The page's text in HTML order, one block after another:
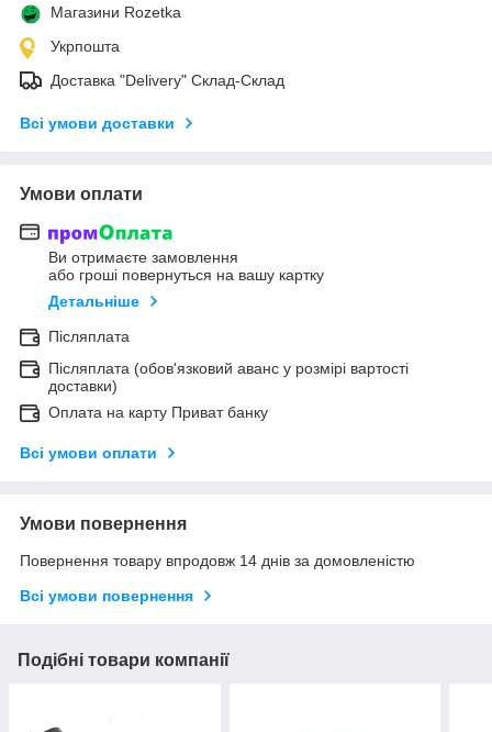
Магазини Rozetka
Укрпошта
Доставка "Delivery" Склад-Склад
Всі умови доставки
Умови оплати
Ви отримаєте замовлення
або гроші повернуться на вашу картку
Детальніше
Післяплата
Післяплата (обов'язковий аванс у розмірі вартості
доставки)
Оплата на карту Приват банку
Всі умови оплати
Умови повернення
Повернення товару впродовж 14 днів за домовленістю
Всі умови повернення
Подібні товари компанії